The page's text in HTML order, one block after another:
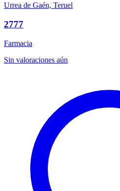
Urrea de Gaén, Teruel
2777
Farmacia
Sin valoraciones aún